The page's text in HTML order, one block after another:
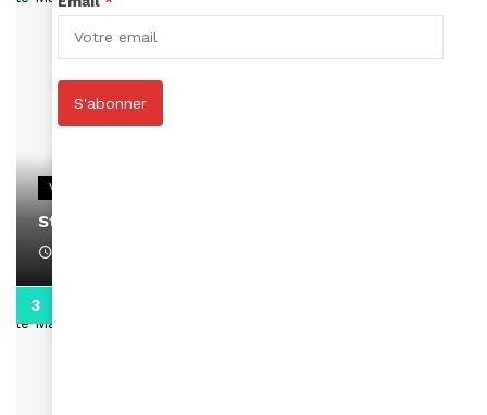
VIDEOS
Stacy passe un message
S'abonner